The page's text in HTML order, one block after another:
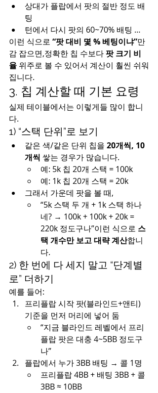
상대가 플랍에서 팟의 절반 정도 배
팅
턴에서 다시 팟의 60~70% 배팅 …
이런 식으로 “팟 대비 몇 % 베팅이냐”만
감 잡으면,정확한 칩 수보다 팟 크기 비
율 위주로 볼 수 있어서 계산이 훨씬 쉬워
집니다.
3. 칩 계산할 때 기본 요령
실제 테이블에서는 이렇게들 많이 합니
다.
1) “스택 단위”로 보기
같은 색/같은 단위 칩을 20개씩, 10
개씩 쌓는 경우가 많습니다.
예: 5k 칩 20개 스택 = 100k
예: 1k 칩 20개 스택 = 20k
그래서 가운데 팟을 볼 때,
“5k 스택 두 개 + 1k 스택 하나
네? → 100k + 100k + 20k =
220k 정도구나”이런 식으로 스
택 개수만 보고 대략 계산합니
다.
2) 한 번에 다 세지 말고 “단계별
로” 더하기
예를 들어:
프리플랍 시작 팟(블라인드+앤티)
기준을 먼저 머리에 넣어 둠
“지금 블라인드 레벨에서 프리
플랍 팟은 대충 4~5BB 정도구
나”
플랍에서 누가 3BB 배팅 → 콜 1명
프리플랍 4BB + 배팅 3BB + 콜
3BB ≈ 10BB